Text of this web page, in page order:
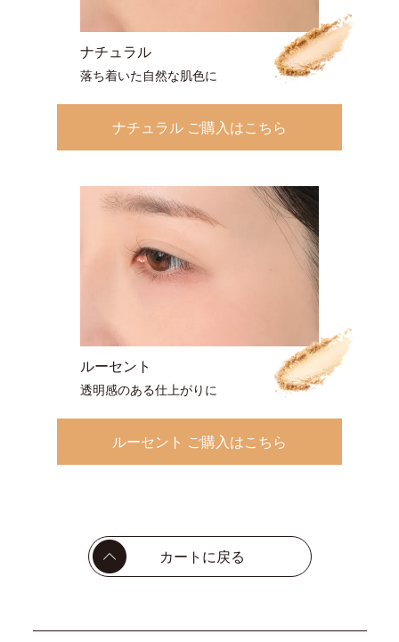
ナチュラル
落ち着いた自然な肌色に
ナチュラル ご購入はこちら
ルーセント
透明感のある仕上がりに
ルーセント ご購入はこちら
カートに戻る